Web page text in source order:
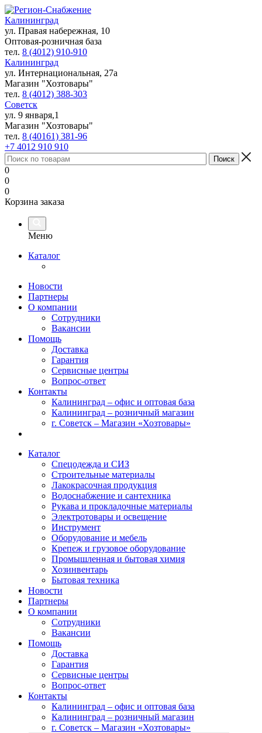
Калининград
ул. Правая набережная, 10
Оптовая-розничная база
тел. 8 (4012) 910-910
Калининград
ул. Интернациональная, 27а
Магазин "Хозтовары"
тел. 8 (4012) 388-303
Советск
ул. 9 января,1
Магазин "Хозтовары"
тел. 8 (40161) 381-96
+7 4012 910 910
0
0
0
Корзина заказа
Меню
Каталог
Новости
Партнеры
О компании
Сотрудники
Вакансии
Помощь
Доставка
Гарантия
Сервисные центры
Вопрос-ответ
Контакты
Калининград – офис и оптовая база
Калининград – розничный магазин
г. Советск – Магазин «Хозтовары»
Каталог
Спецодежда и СИЗ
Строительные материалы
Лакокрасочная продукция
Водоснабжение и сантехника
Рукава и прокладочные материалы
Электротовары и освещение
Инструмент
Оборудование и мебель
Крепеж и грузовое оборудование
Промышленная и бытовая химия
Хозинвентарь
Бытовая техника
Новости
Партнеры
О компании
Сотрудники
Вакансии
Помощь
Доставка
Гарантия
Сервисные центры
Вопрос-ответ
Контакты
Калининград – офис и оптовая база
Калининград – розничный магазин
г. Советск – Магазин «Хозтовары»